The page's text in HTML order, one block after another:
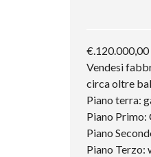
€.120.000,00
Vendesi
circa oltre
Piano terra:
Piano Primo:
Piano
Piano Terzo: